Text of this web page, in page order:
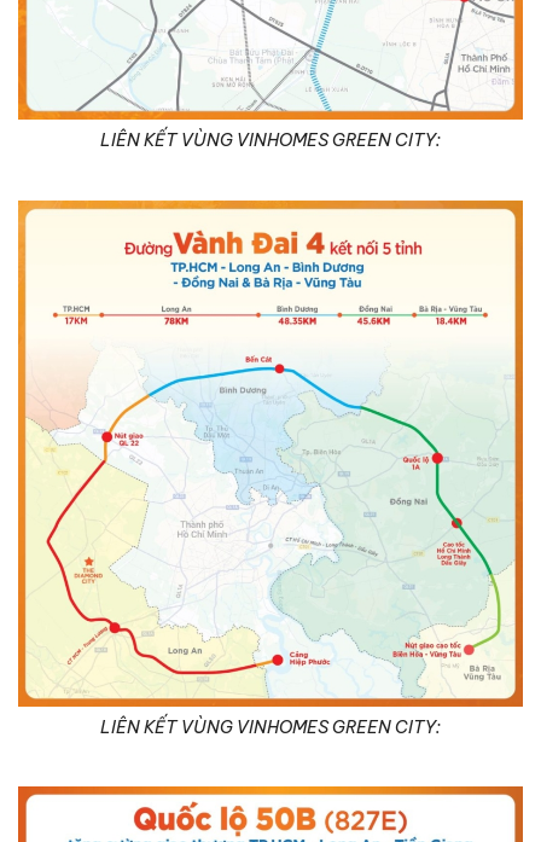
LIÊN KẾT VÙNG VINHOMES GREEN CITY:
LIÊN KẾT VÙNG VINHOMES GREEN CITY: